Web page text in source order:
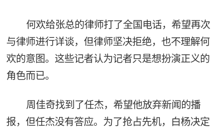
何欢给张总的律师打了全国电话，希望再次
与律师进行详谈，但律师坚决拒绝，也不理解何
欢的意图。这些记者认为记者只是想扮演正义的
角色而已。
周佳奇找到了任杰，希望他放弃新闻的播
报，但任杰没有答应。为了抢占先机，白杨决定